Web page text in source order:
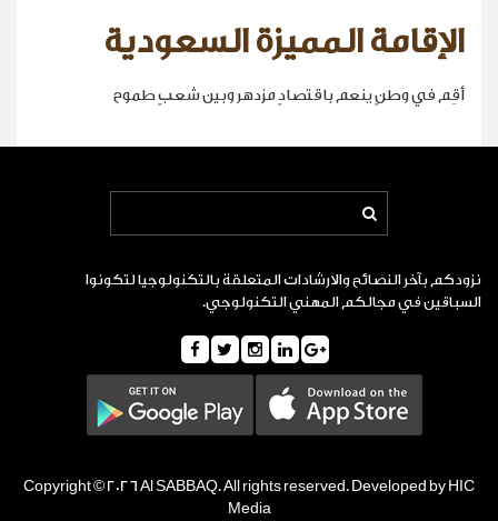
الإقامة المميزة السعودية
أقِم في وطنٍ ينعم باقتصادٍ مزدهر وبين شعبٍ طموح
نزودكم بآخر النصائح والارشادات المتعلقة بالتكنولوجيا لتكونوا
السباقين في مجالكم المهني التكنولوجي.
Copyright © 2026 Al SABBAQ. All rights reserved. Developed by HIC
Media